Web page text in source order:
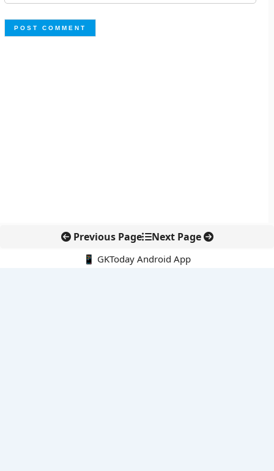
Previous Page Next Page
📱 GKToday Android App